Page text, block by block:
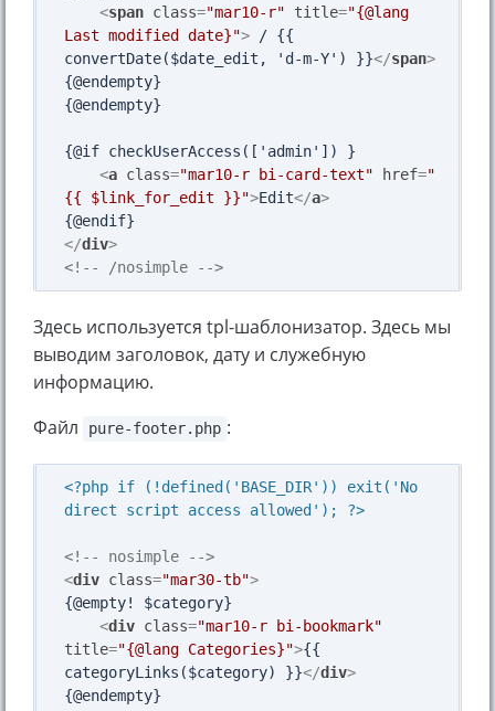
<span class="mar10-r" title="{@lang
Last modified date}"> / {{
convertDate($date_edit, 'd-m-Y') }}</span>
{@endempty}
{@endempty}
{@if checkUserAccess(['admin']) }
<a class="mar10-r bi-card-text" href="
{{ $link_for_edit }}">Edit</a>
</div>
<!-- /nosimple -->
Здесь используется tpl-шаблонизатор. Здесь мы
выводим заголовок, дату и служебную
информацию.
Файл
pure-footer.php :
<?php if (!defined('BASE_DIR')) exit('No
direct script access allowed'); ?>
<!-- nosimple -->
<div class="mar30-tb">
{@empty! $category}
<div class="mar10-r bi-bookmark"
title="{@lang Categories}">{{
categoryLinks($category) }}</div>
{@endempty}